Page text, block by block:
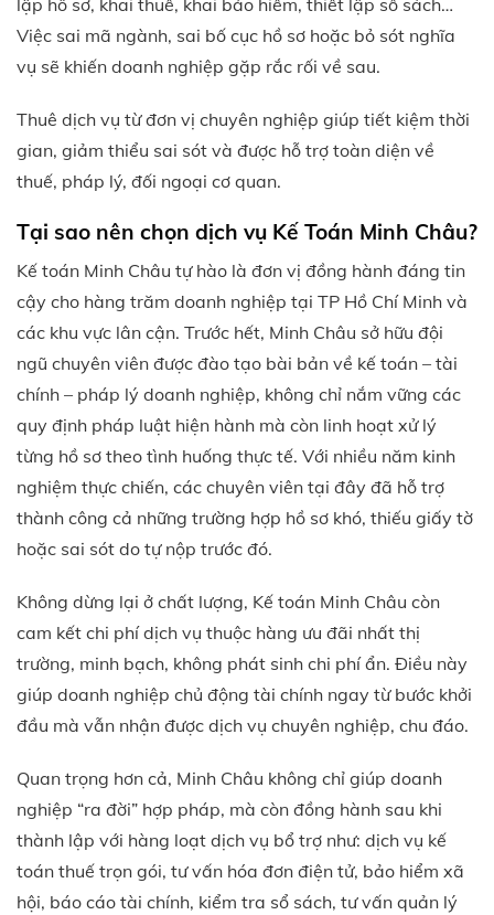
Việc sai mã ngành, sai bố cục hồ sơ hoặc bỏ sót nghĩa
vụ sẽ khiến doanh nghiệp gặp rắc rối về sau.
Thuê dịch vụ từ đơn vị chuyên nghiệp giúp tiết kiệm thời
gian, giảm thiểu sai sót và được hỗ trợ toàn diện về
thuế, pháp lý, đối ngoại cơ quan.
Tại sao nên chọn dịch vụ Kế Toán Minh Châu?
Kế toán Minh Châu tự hào là đơn vị đồng hành đáng tin
cậy cho hàng trăm doanh nghiệp tại TP Hồ Chí Minh và
các khu vực lân cận. Trước hết, Minh Châu sở hữu đội
ngũ chuyên viên được đào tạo bài bản về kế toán – tài
chính – pháp lý doanh nghiệp, không chỉ nắm vững các
quy định pháp luật hiện hành mà còn linh hoạt xử lý
từng hồ sơ theo tình huống thực tế. Với nhiều năm kinh
nghiệm thực chiến, các chuyên viên tại đây đã hỗ trợ
thành công cả những trường hợp hồ sơ khó, thiếu giấy tờ
hoặc sai sót do tự nộp trước đó.
Không dừng lại ở chất lượng, Kế toán Minh Châu còn
cam kết chi phí dịch vụ thuộc hàng ưu đãi nhất thị
trường, minh bạch, không phát sinh chi phí ẩn. Điều này
giúp doanh nghiệp chủ động tài chính ngay từ bước khởi
đầu mà vẫn nhận được dịch vụ chuyên nghiệp, chu đáo.
Quan trọng hơn cả, Minh Châu không chỉ giúp doanh
nghiệp “ra đời” hợp pháp, mà còn đồng hành sau khi
thành lập với hàng loạt dịch vụ bổ trợ như: dịch vụ kế
toán thuế trọn gói, tư vấn hóa đơn điện tử, bảo hiểm xã
hội, báo cáo tài chính, kiểm tra sổ sách, tư vấn quản lý